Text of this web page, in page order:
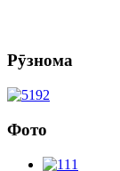
Рӯзнома
Фото